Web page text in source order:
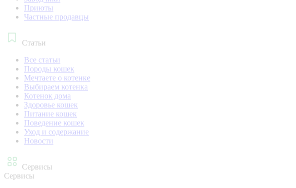
Приюты
Частные продавцы
Статьи
Все статьи
Породы кошек
Мечтаете о котенке
Выбираем котенка
Котенок дома
Здоровье кошек
Питание кошек
Поведение кошек
Уход и содержание
Новости
Сервисы
Сервисы